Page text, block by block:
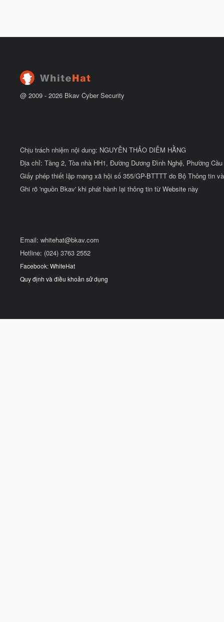
@ 2009 - 2026 Bkav Cyber Security
Chịu trách nhiệm nội dung: NGUYỄN THẢO DIỄM HẰNG
Địa chỉ: Tầng 2, Tòa nhà HH1, Đường Dương Đình Nghệ, Phường
Giấy phép thiết lập mạng xã hội số 355/GP-BTTTT do Bộ Thông tin
Ghi rõ 'nguồn Bkav' khi phát hành lại thông tin từ Website này
Email: whitehat@bkav.com
Hotline: (024) 3763 2552
Facebook: WhiteHat
Quy định và điều khoản sử dụng